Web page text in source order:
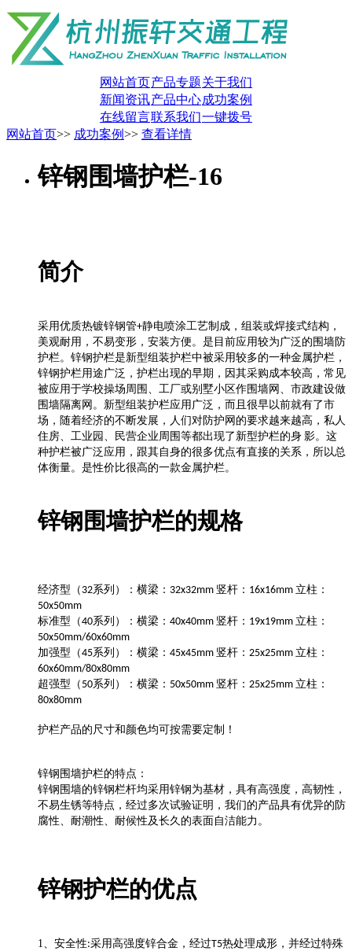
网站首页产品专题关于我们
新闻资讯产品中心成功案例
在线留言联系我们一键拨号
网站首页>> 成功案例>> 查看详情
锌钢围墙护栏-16
简介
采用优质热镀锌钢管+静电喷涂工艺制成，组装或焊接式结构，
美观耐用，不易变形，安装方便。是目前应用较为广泛的围墙防
护栏。锌钢护栏是新型组装护栏中被采用较多的一种金属护栏，
锌钢护栏用途广泛，护栏出现的早期，因其采购成本较高，常见
被应用于学校操场周围、工厂或别墅小区作围墙网、市政建设做
围墙隔离网。新型组装护栏应用广泛，而且很早以前就有了市
场，随着经济的不断发展，人们对防护网的要求越来越高，私人
住房、工业园、民营企业周围等都出现了新型护栏的身 影。这
种护栏被广泛应用，跟其自身的很多优点有直接的关系，所以总
体衡量。是性价比很高的一款金属护栏。
锌钢围墙护栏的规格
经济型（ 32系列）：横梁： 32x32mm 竖杆： 16x16mm 立柱：
50x50mm
标准型（40系列）：横梁： 40x40mm 竖杆： 19x19mm 立柱：
50x50mm/60x60mm
加强型（45系列）：横梁： 45x45mm 竖杆： 25x25mm 立柱：
60x60mm/80x80mm
超强型（ 50系列）：横梁： 50x50mm 竖杆： 25x25mm 立柱：
80x80mm
护栏产品的尺寸和颜色均可按需要定制！
锌钢围墙护栏的特点：
锌钢围墙的锌钢栏杆均采用锌钢为基材，具有高强度，高韧性，
不易生锈等特点，经过多次试验证明，我们的产品具有优异的防
腐性、耐潮性、耐候性及长久的表面自洁能力。
锌钢护栏的优点
1 、安全性:采用高强度锌合金，经过T5热处理成形，并经过特殊